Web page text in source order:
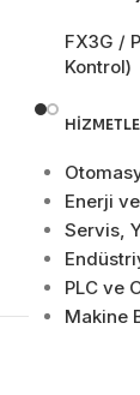
FX3G /
Kontrol)
Enerji
Servis,
PLC ve
Makine